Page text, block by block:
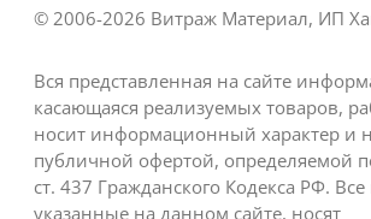
© 2006-2026 Витраж Материал, ИП
Вся представленная на сайте
касающаяся реализуемых товаров,
носит информационный характер и
публичной офертой, определяемой
ст. 437 Гражданского Кодекса РФ.
указанные на данном сайте, носят